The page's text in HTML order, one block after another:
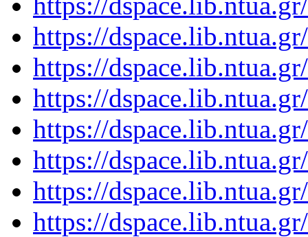
https://
https://
https://
https://
https://
https://
https://